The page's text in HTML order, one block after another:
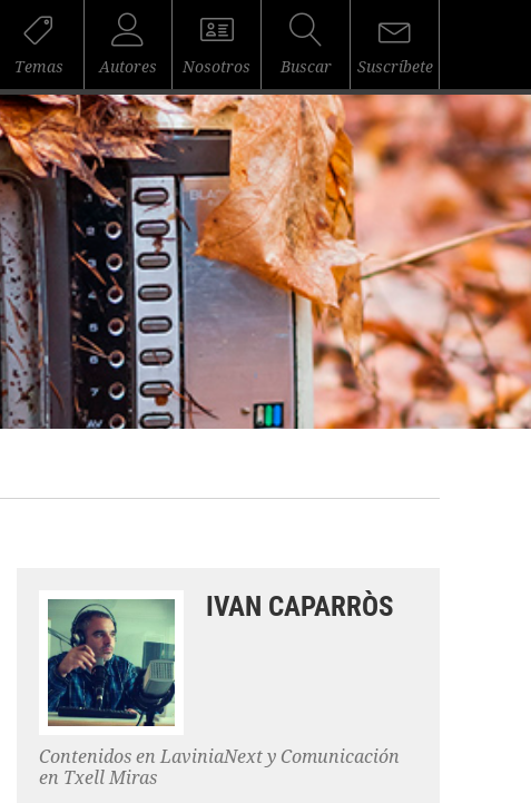
Temas Autores Nosotros Buscar Suscríbete
IVAN CAPARRÒS
Contenidos en LaviniaNext y Comunicación
en Txell Miras